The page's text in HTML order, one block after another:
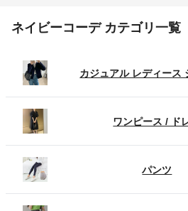
ネイビーコーデ カテゴリ一覧
カジュアル レディース
ワンピース / ド
パンツ